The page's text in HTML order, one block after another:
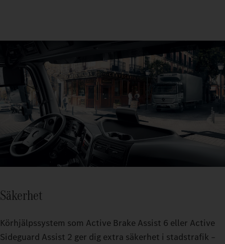
Säkerhet
Körhjälpssystem som Active Brake Assist 6 eller Active
Sideguard Assist 2 ger dig extra säkerhet i stadstrafik –